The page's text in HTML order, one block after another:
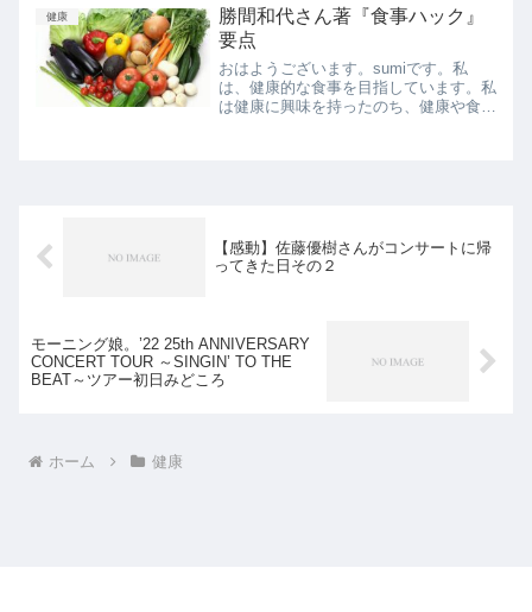
べたくなることがあります。それは、な
んとなく暇であるとか、手...
健康
勝間和代さん著『食事ハック』
要点
おはようございます。sumiです。私
は、健康的な食事を目指しています。私
は健康に興味を持ったのち、健康や食事
【感動】佐藤優樹さんがコンサートに帰
ってきた日その２
モーニング娘。’22 25th ANNIVERSARY
CONCERT TOUR ～SINGIN’ TO THE
BEAT～ツアー初日みどころ
ホーム 健康